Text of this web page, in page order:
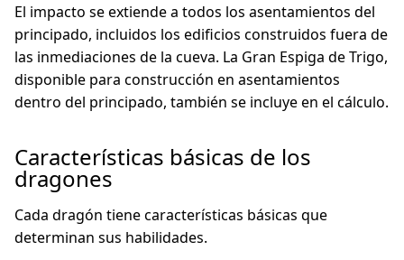
El impacto se extiende a todos los asentamientos del
principado, incluidos los edificios construidos fuera de
las inmediaciones de la cueva. La Gran Espiga de Trigo,
disponible para construcción en asentamientos
dentro del principado, también se incluye en el cálculo.
Características básicas de los
dragones
Cada dragón tiene características básicas que
determinan sus habilidades.